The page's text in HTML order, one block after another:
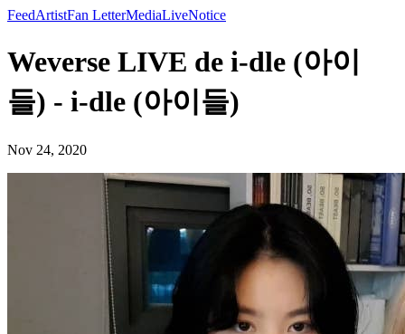
FeedArtistFan LetterMediaLiveNotice
Weverse LIVE de i-dle (아이
들) - i-dle (아이들)
Nov 24, 2020